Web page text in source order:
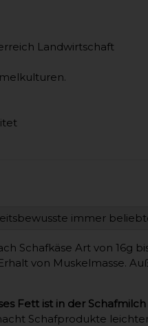
Landwirtschaft
immer
Schafkäse Art von 16g
von Muskelmasse.
Fett ist in der
Schafprodukte